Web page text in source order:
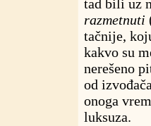
tad bili uz
razmetnuti
tačnije,
kakvo su
nerešeno
od
onoga
luksuza.